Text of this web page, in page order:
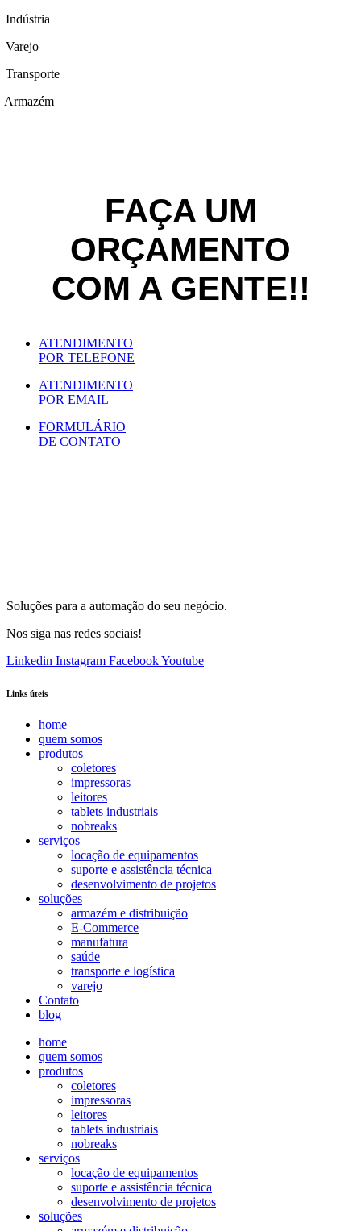
Indústria
Varejo
Transporte
FAÇA UM
ORÇAMENTO
COM A GENTE!!
ATENDIMENTO
POR TELEFONE
ATENDIMENTO
POR EMAIL
FORMULÁRIO
DE CONTATO
Soluções para a automação do seu negócio.
Nos siga nas redes sociais!
Linkedin Instagram FacebookYoutube
Links úteis
home
quem somos
produtos
coletores
impressoras
leitores
tablets industriais
nobreaks
serviços
locação de equipamentos
suporte e assistência técnica
desenvolvimento de projetos
soluções
armazém e distribuição
E-Commerce
manufatura
saúde
transporte e logística
varejo
Contato
blog
home
quem somos
produtos
coletores
impressoras
leitores
tablets industriais
nobreaks
serviços
locação de equipamentos
suporte e assistência técnica
desenvolvimento de projetos
soluções